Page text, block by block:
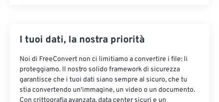
I tuoi dati, la nostra priorità
Noi di FreeConvert non ci limitiamo a convertire i file: li
proteggiamo. Il nostro solido framework di sicurezza
garantisce che i tuoi dati siano sempre al sicuro, che tu
stia convertendo un'immagine, un video o un documento.
Con crittografia avanzata, data center sicuri e un